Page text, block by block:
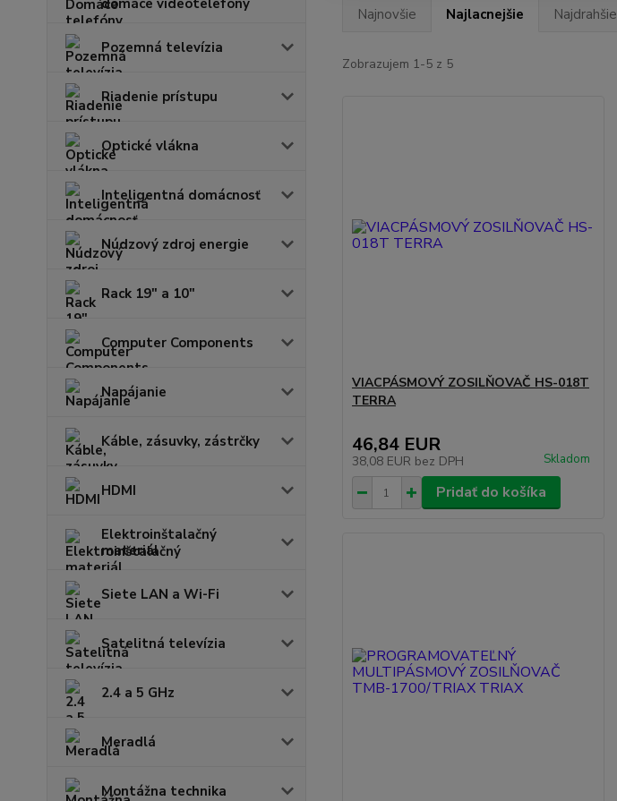
Pozemná televízia
Riadenie prístupu
Optické vlákna
Inteligentná domácnosť
Núdzový zdroj energie
Rack 19" a 10"
Computer Components
Napájanie
Káble, zásuvky, zástrčky
HDMI
Elektroinštalačný
materiál
Siete LAN a Wi-Fi
Satelitná televízia
2.4 a 5 GHz
Meradlá
Montážna technika
Najnovšie Najlacnejšie Najdrahšie
Zobrazujem 1-5 z 5
VIACPÁSMOVÝ ZOSILŇOVAČ HS-018T
TERRA
46,84 EUR
38,08 EUR bez DPH Skladom
Pridať do košíka